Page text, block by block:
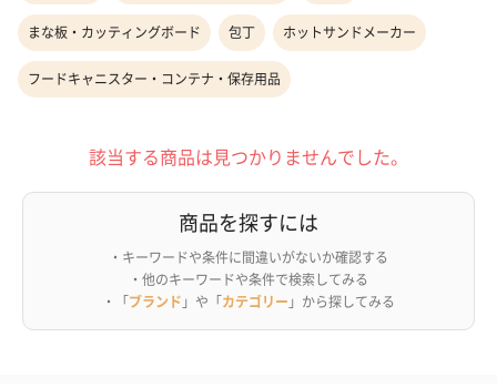
まな板・カッティングボード 包丁 ホットサンドメーカー
フードキャニスター・コンテナ・保存用品
該当する商品は見つかりませんでした。
商品を探すには
・キーワードや条件に間違いがないか確認する
・他のキーワードや条件で検索してみる
・「ブランド 」や「カテゴリー 」から探してみる